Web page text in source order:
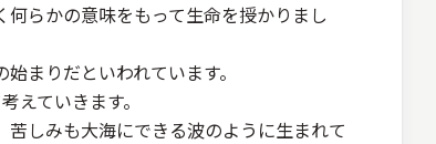
らかの意味をもって生命を授かりまし
まりだといわれています。
えていきます。
しみも大海にできる波のように生まれて